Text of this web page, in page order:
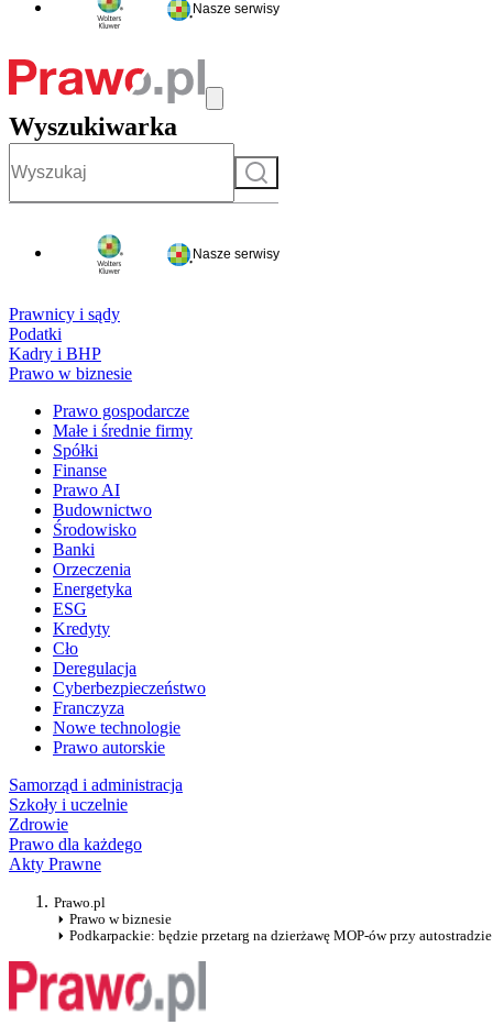
Nasze serwisy
Wyszukiwarka
Szukaj
Nasze serwisy
Prawnicy i sądy
Podatki
Kadry i BHP
Prawo w biznesie
Prawo gospodarcze
Małe i średnie firmy
Spółki
Finanse
Prawo AI
Budownictwo
Środowisko
Banki
Orzeczenia
Energetyka
ESG
Kredyty
Cło
Deregulacja
Cyberbezpieczeństwo
Franczyza
Nowe technologie
Prawo autorskie
Samorząd i administracja
Szkoły i uczelnie
Zdrowie
Prawo dla każdego
Akty Prawne
Prawo.pl
Prawo w biznesie
Podkarpackie: będzie przetarg na dzierżawę MOP-ów przy